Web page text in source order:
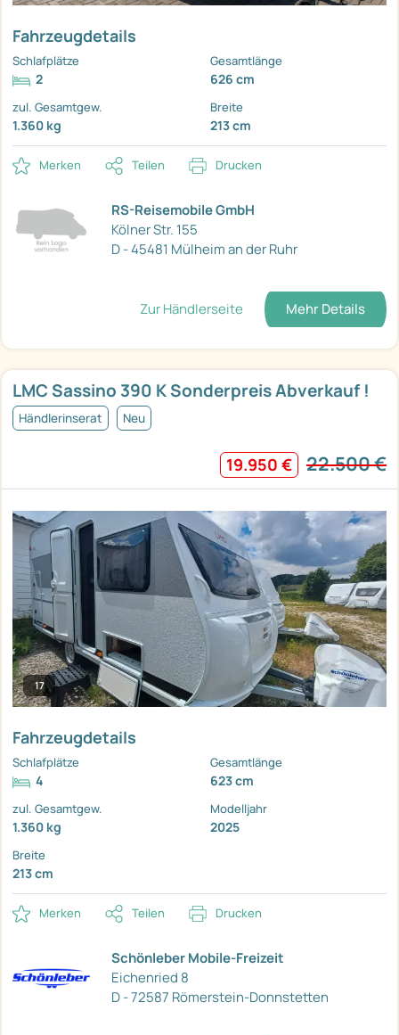
Fahrzeugdetails
Schlafplätze
2
Gesamtlänge
626 cm
zul. Gesamtgew.
1.360 kg
Breite
213 cm
Merken Teilen Drucken
RS-Reisemobile GmbH
Kölner Str. 155
D - 45481 Mülheim an der Ruhr
Zur Händlerseite Mehr Details
LMC Sassino 390 K Sonderpreis Abverkauf !
Händlerinserat Neu
19.950 € 22.500 €
17
Fahrzeugdetails
Schlafplätze
4
Gesamtlänge
623 cm
zul. Gesamtgew.
1.360 kg
Modelljahr
2025
Breite
213 cm
Merken Teilen Drucken
Schönleber Mobile-Freizeit
Eichenried 8
D - 72587 Römerstein-Donnstetten